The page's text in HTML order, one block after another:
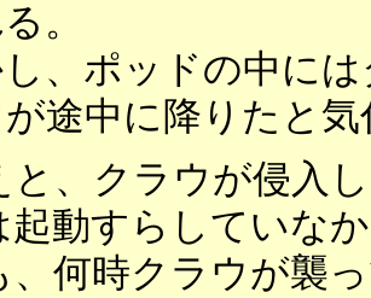
。
、ポッドの中には
途中に降りたと
と、クラウが侵入
起動すらしていな
、何時クラウが襲